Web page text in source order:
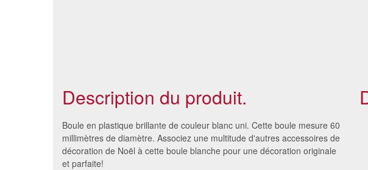
Description du produit.
Boule en plastique brillante de couleur blanc uni. Cette boule mesure 60
millimètres de diamètre. Associez une multitude d'autres accessoires de
décoration de Noël à cette boule blanche pour une décoration originale
et parfaite!